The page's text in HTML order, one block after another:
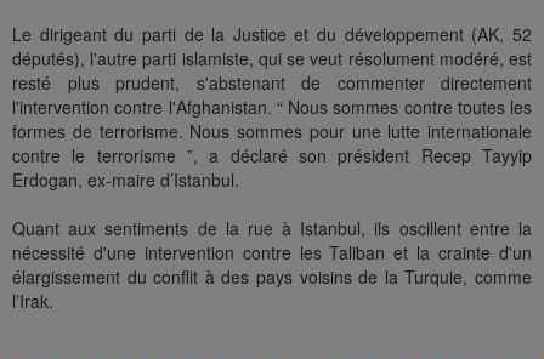
Le dirigeant du parti de la Justice et du développement (AK, 52
députés), l'autre parti islamiste, qui se veut résolument modéré, est
resté plus prudent, s'abstenant de commenter directement
l'intervention contre l'Afghanistan. “ Nous sommes contre toutes les
formes de terrorisme. Nous sommes pour une lutte internationale
contre le terrorisme ”, a déclaré son président Recep Tayyip
Erdogan, ex-maire d’Istanbul.
Quant aux sentiments de la rue à Istanbul, ils oscillent entre la
nécessité d'une intervention contre les Taliban et la crainte d'un
élargissement du conflit à des pays voisins de la Turquie, comme
l’Irak.